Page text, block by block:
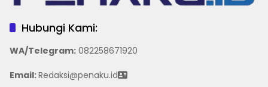
Hubungi Kami:
WA/Telegram: 082258671920
Email:Redaksi@penaku.id